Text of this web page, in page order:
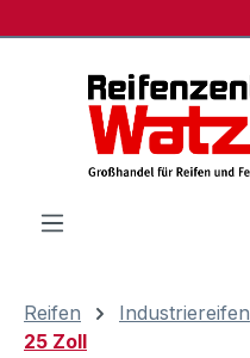
Reifen Industriereifen
25 Zoll